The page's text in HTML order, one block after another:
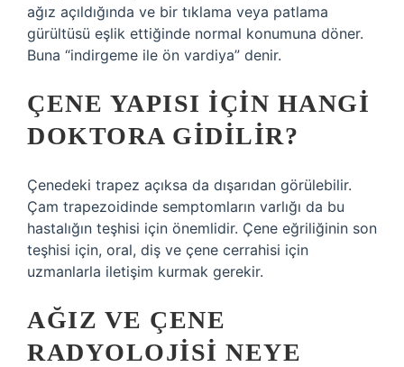
ağız açıldığında ve bir tıklama veya patlama
gürültüsü eşlik ettiğinde normal konumuna döner.
Buna “indirgeme ile ön vardiya” denir.
ÇENE YAPISI IÇIN HANGI
DOKTORA GIDILIR?
Çenedeki trapez açıksa da dışarıdan görülebilir.
Çam trapezoidinde semptomların varlığı da bu
hastalığın teşhisi için önemlidir. Çene eğriliğinin son
teşhisi için, oral, diş ve çene cerrahisi için
uzmanlarla iletişim kurmak gerekir.
AĞIZ VE ÇENE
RADYOLOJISI NEYE